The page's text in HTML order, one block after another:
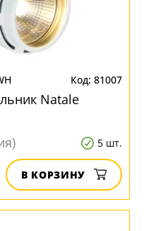
81007
Natale
5 шт.
В КОРЗИНУ